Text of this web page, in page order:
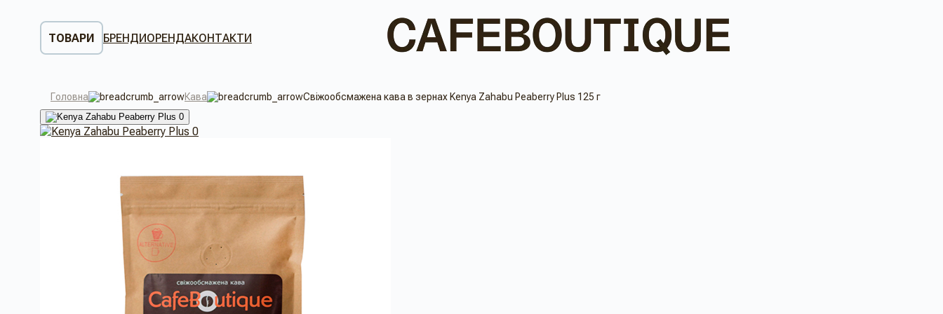
ТОВАРИ БРЕНДИОРЕНДАКОНТАКТИ
Головна Кава Свіжообсмажена кава в зернах Kenya Zahabu Peaberry Plus 125 г